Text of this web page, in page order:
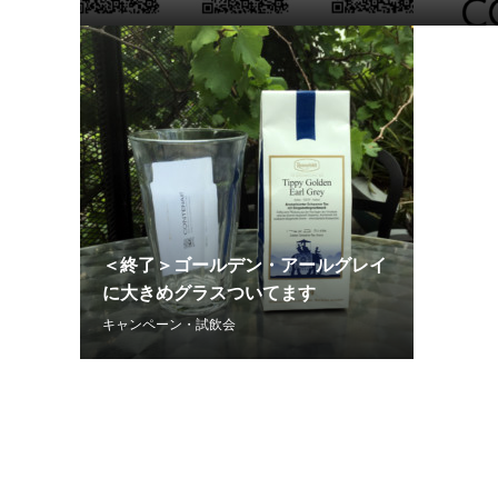
＜終了＞ゴールデン・アールグレイ
に大きめグラスついてます
キャンペーン・試飲会